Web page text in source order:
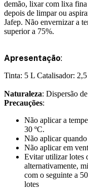
demão, lixar com lixa
depois de limpar ou
Jafep. Não envernizar a
superior a 75%.
Apresentação:
Tinta: 5 L Catalisador:
Naturaleza: Dispersão
Precauções:
Não aplicar a
30 ºC.
Não aplicar
Não aplicar em
Evitar utilizar lotes
alternativamente,
com o seguinte a
lotes